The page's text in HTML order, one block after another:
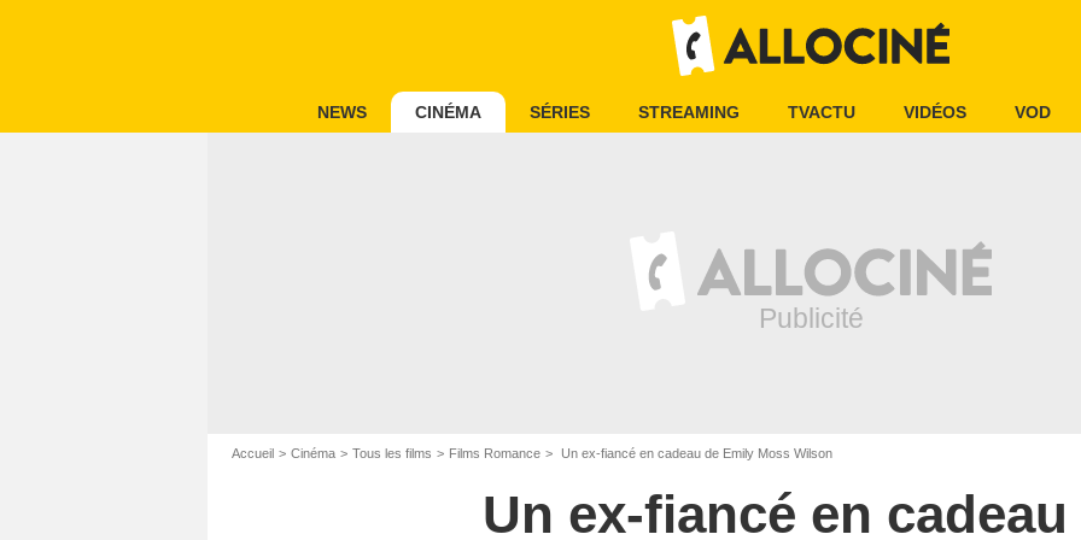
NEWS CINÉMA SÉRIES STREAMING TVACTU VIDÉOS VOD
Accueil Cinéma Tous les films Films Romance Un ex-fiancé en cadeau de Emily Moss Wilson
Un ex-fiancé en cadeau